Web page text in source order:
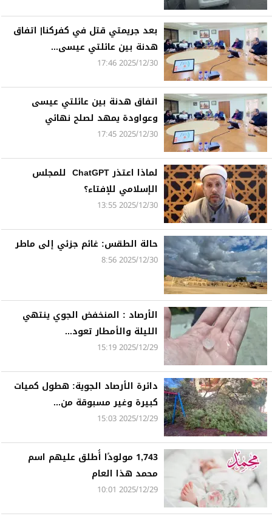
بعد جريمتي قتل في كفركنا| اتفاق
هدنة بين عائلتي عيسى...
2025/12/30 17:46
اتفاق هدنة بين عائلتي عيسى
وعواودة يمهد لصلح نهائي
2025/12/30 17:45
لماذا اعتذر ChatGPT للمجلس
الإسلامي للإفتاء؟
2025/12/30 13:55
حالة الطقس: غائم جزئي إلى ماطر
2025/12/30 8:56
الأرصاد : المنخفض الجوي ينتهي
الليلة والأمطار تعود...
2025/12/29 15:19
دائرة الأرصاد الجوية: هطول كميات
كبيرة وغير مسبوقة من...
2025/12/29 15:03
1,743 مولودًا أُطلق عليهم اسم
محمد هذا العام
2025/12/29 10:01